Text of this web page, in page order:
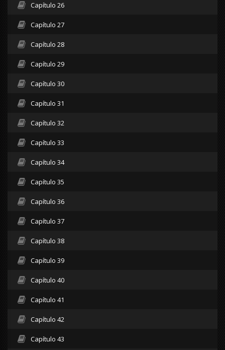
Capítulo 26
Capítulo 27
Capítulo 28
Capítulo 29
Capítulo 30
Capítulo 31
Capítulo 32
Capítulo 33
Capítulo 34
Capítulo 35
Capítulo 36
Capítulo 37
Capítulo 38
Capítulo 39
Capítulo 40
Capítulo 41
Capítulo 42
Capítulo 43